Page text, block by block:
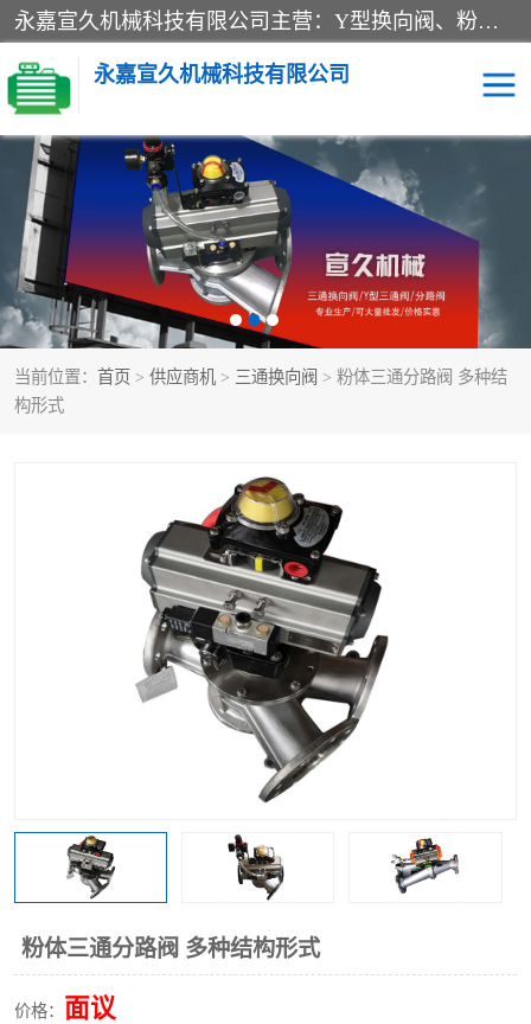
永嘉宣久机械科技有限公司主营：Y型换向阀、粉体换向阀、板式换向阀、三通换向阀、三通换向器、三通分路阀、管路换向阀等产品及服务。
永嘉宣久机械科技有限公司
当前位置： 首页 > 供应商机 > 三通换向阀 > 粉体三通分路阀 多种结
构形式
粉体三通分路阀 多种结构形式
价格： 面议
换向阀 Y型换向阀
板式换向阀 粉料换向阀
粉体换向阀 管道换向阀
管路换向阀 三通换向阀
粉体三通阀
不锈钢三通阀
翻板转向阀
Y型球阀
气动球阀
Y型分路阀
粉体分路阀
管道换向器